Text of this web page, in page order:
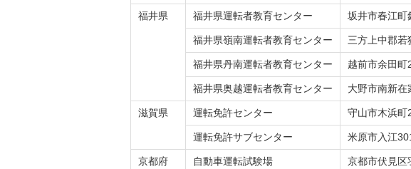
福井県 福井県運転者教育センター 坂井市春江町
福井県嶺南運転者教育センター 三方上中郡若
福井県丹南運転者教育センター 越前市余田町
福井県奥越運転者教育センター 大野市南新在
滋賀県 運転免許センター 守山市木浜町
運転免許サブセンター 米原市入江
京都府 自動車運転試験場 京都市伏見区